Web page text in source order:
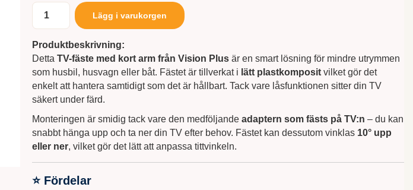
Lägg i varukorgen
Produktbeskrivning:
Detta TV-fäste med kort arm från Vision Plusär en smart lösning för mindre utrymmen
som husbil, husvagn eller båt. Fästet är tillverkat i lätt plastkompositvilket gör det
enkelt att hantera samtidigt som det är hållbart. Tack vare låsfunktionen sitter din TV
säkert under färd.
Monteringen är smidig tack vare den medföljande adaptern som fästs på TV:n – du kan
snabbt hänga upp och ta ner din TV efter behov. Fästet kan dessutom vinklas 10° upp
eller ner, vilket gör det lätt att anpassa tittvinkeln.
⭐ Fördelar